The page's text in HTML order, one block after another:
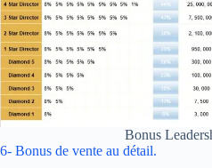
Bonus
6- Bonus de vente au détail.